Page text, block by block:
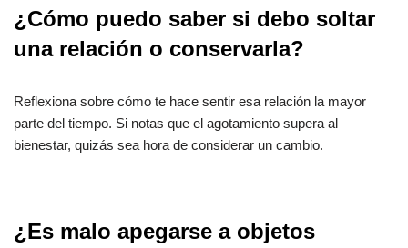
¿Cómo puedo saber si debo soltar
una relación o conservarla?
Reflexiona sobre cómo te hace sentir esa relación la mayor
parte del tiempo. Si notas que el agotamiento supera al
bienestar, quizás sea hora de considerar un cambio.
¿Es malo apegarse a objetos